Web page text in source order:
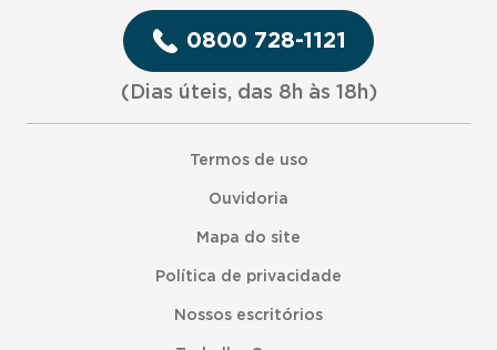
0800 728-1121
(Dias úteis, das 8h às 18h)
Termos de uso
Ouvidoria
Mapa do site
Política de privacidade
Nossos escritórios